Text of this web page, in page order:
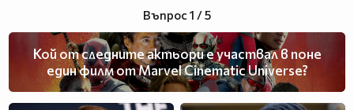
Въпрос 1 / 5
Кой от следните актьори е участвал в поне
един филм от Marvel Cinematic Universe?